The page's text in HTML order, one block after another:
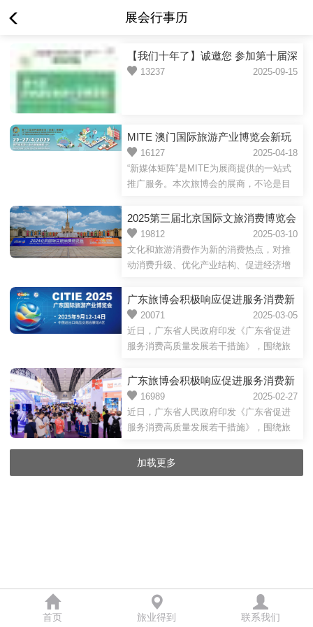
展会行事历
【我们十年了】诚邀您 参加第十届深
圳国际旅游产业博览会！
2025-09-15
13237
MITE 澳门国际旅游产业博览会新玩
法
2025-04-18
16127
“新媒体矩阵”是MITE为展商提供的一站式
推广服务。本次旅博会的展商，不论是目
会和专业主播（KOL），进行专区新媒体
矩阵互动现场直播。在多元传播渠道和创
新传播模式的助力下，将旅游宣传内容和
商业模式相结合，赋能旅游产业博览会新
阵直播将覆盖MITE官方网站、淘宝、
Facebook、抖音、小红书、微博、
YouTube、Ins及TikTok十大平台，精...
2025第三届北京国际文旅消费博览会
将于6月火热启幕！邀您共掘新商机
2025-03-10
19812
文化和旅游消费作为新的消费热点，对推
动消费升级、优化产业结构、促进经济增
局，关乎百姓生活幸福，关乎经济高质量
发展。北京国际文旅消费博览会（简称：
北京消博会）是全国首个以文旅消费命名
的行业盛会，聚合全球资源，引领文创产
旅消费精品博览交易平台，为中外企业提
供全方位发展机会，已成为全球和全国文
旅资源、产品及服务宣传推广的重要窗
口。20...
广东旅博会积极响应促进服务消费新
规 首次披露2025策展亮点
2025-03-05
20071
近日，广东省人民政府印发《广东省促进
服务消费高质量发展若干措施》，围绕旅
条创新举措，全力激发服务消费潜力。其
中明确提出，培育壮大旅游消费，办好广
东文旅推介大会、广东国际旅游产业博览
会等文旅活动。作为全国文旅产业标杆展
展亮点。2025广东旅博会将于9月12日—
广东旅博会积极响应促进服务消费新
规 首次披露2025策展亮点
2025-02-27
16989
近日，广东省人民政府印发《广东省促进
服务消费高质量发展若干措施》，围绕旅
条创新举措，全力激发服务消费潜力。其
中明确提出，培育壮大旅游消费，办好广
加载更多
首页 旅业得到 联系我们